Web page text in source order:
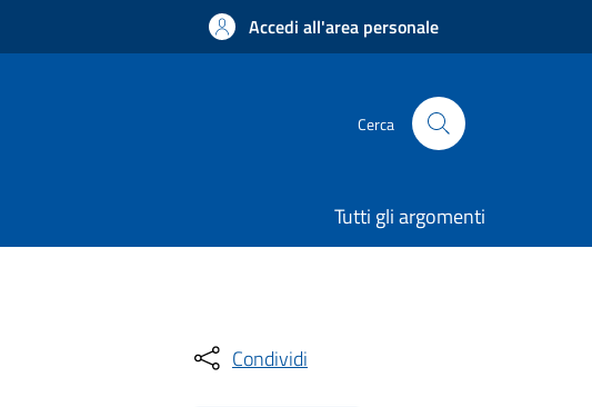
Accedi all'area personale
Cerca
Tutti gli argomenti
Condividi